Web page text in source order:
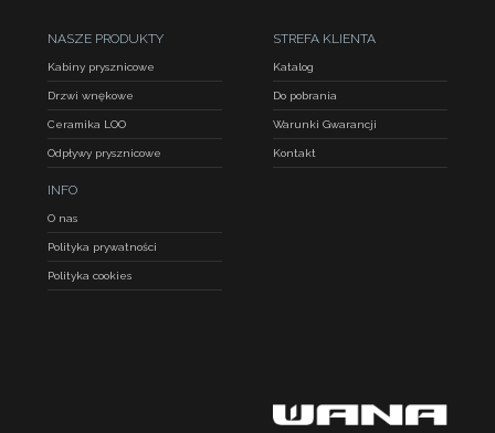
NASZE PRODUKTY
Kabiny prysznicowe
Drzwi wnękowe
Ceramika LOO
Odpływy prysznicowe
STREFA KLIENTA
Katalog
Do pobrania
Warunki Gwarancji
Kontakt
INFO
O nas
Polityka prywatności
Polityka cookies